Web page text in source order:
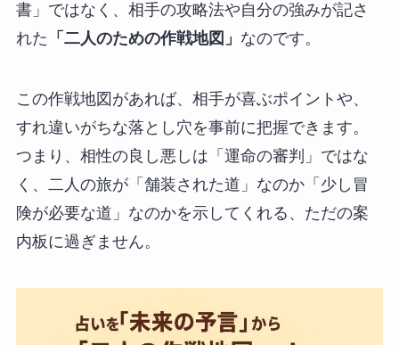
書」ではなく、相手の攻略法や自分の強みが記さ
れた 「二人のための作戦地図」 なのです。
この作戦地図があれば、相手が喜ぶポイントや、
すれ違いがちな落とし穴を事前に把握できます。
つまり、相性の良し悪しは「運命の審判」ではな
く、二人の旅が「舗装された道」なのか「少し冒
険が必要な道」なのかを示してくれる、ただの案
内板に過ぎません。